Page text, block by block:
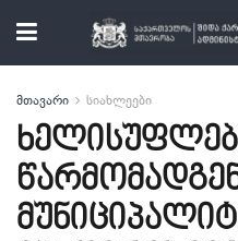
მთავარი სიახლეები